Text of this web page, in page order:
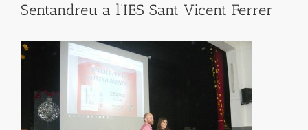
Sentandreu a l’IES Sant Vicent Ferrer